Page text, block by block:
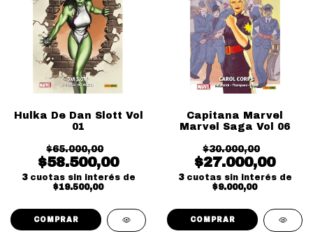
Hulka De Dan Slott Vol
01
$65.000,00
$58.500,00
3 cuotas sin interés de
$19.500,00
Capitana Marvel
Marvel Saga Vol 06
$30.000,00
$27.000,00
3 cuotas sin interés de
$9.000,00